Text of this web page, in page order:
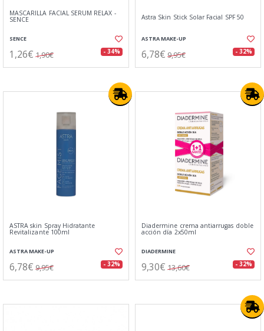
MASCARILLA FACIAL SERUM RELAX -
SENCE
SENCE
1,26€ 1,90€ - 34%
Astra Skin Stick Solar Facial SPF 50
ASTRA MAKE-UP
6,78€ 9,95€ - 32%
ASTRA skin Spray Hidratante
Revitalizante 100ml
ASTRA MAKE-UP
6,78€ 9,95€ - 32%
Diadermine crema antiarrugas doble
acción dí­a 2x50ml
DIADERMINE
9,30€ 13,60€ - 32%